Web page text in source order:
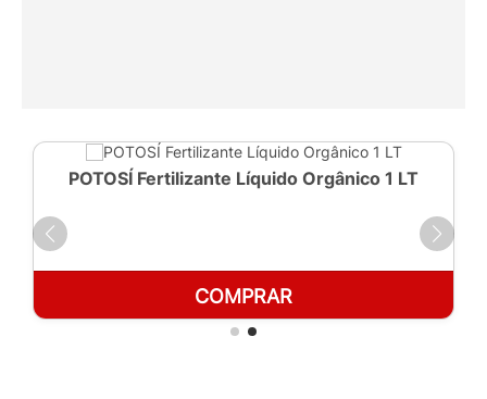
POTOSÍ Fertilizante Líquido Orgânico 1 LT
COMPRAR